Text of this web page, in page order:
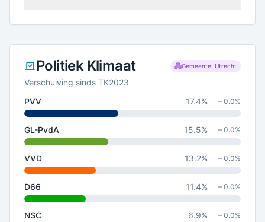
Politiek Klimaat Gemeente: Utrecht
Verschuiving sinds TK2023
PVV
17.4% 0.0%
GL-PvdA 15.5% 0.0%
VVD 13.2% 0.0%
D66 11.4% 0.0%
NSC 6.9% 0.0%